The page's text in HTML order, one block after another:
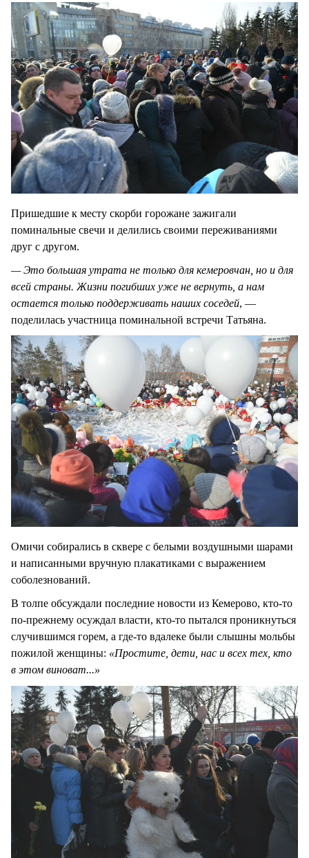
Пришедшие к месту скорби горожане зажигали
поминальные свечи и делились своими переживаниями
друг с другом.
— Это большая утрата не только для кемеровчан, но и для
всей страны. Жизни погибших уже не вернуть, а нам
остается только поддерживать наших соседей, —
поделилась участница поминальной встречи Татьяна.
Омичи собирались в сквере с белыми воздушными шарами
и написанными вручную плакатиками с выражением
соболезнований.
В толпе обсуждали последние новости из Кемерово, кто-то
по-прежнему осуждал власти, кто-то пытался проникнуться
случившимся горем, а где-то вдалеке были слышны мольбы
пожилой женщины: «Простите, дети, нас и всех тех, кто
в этом виноват...»